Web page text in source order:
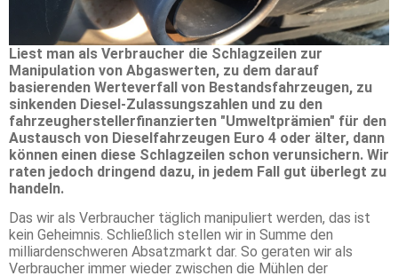
Liest man als Verbraucher die Schlagzeilen zur
Manipulation von Abgaswerten, zu dem darauf
basierenden Werteverfall von Bestandsfahrzeugen, zu
sinkenden Diesel-Zulassungszahlen und zu den
fahrzeugherstellerfinanzierten "Umweltprämien" für den
Austausch von Dieselfahrzeugen Euro 4 oder älter, dann
können einen diese Schlagzeilen schon verunsichern. Wir
raten jedoch dringend dazu, in jedem Fall gut überlegt zu
handeln.
Das wir als Verbraucher täglich manipuliert werden, das ist
kein Geheimnis. Schließlich stellen wir in Summe den
milliardenschweren Absatzmarkt dar. So geraten wir als
Verbraucher immer wieder zwischen die Mühlen der